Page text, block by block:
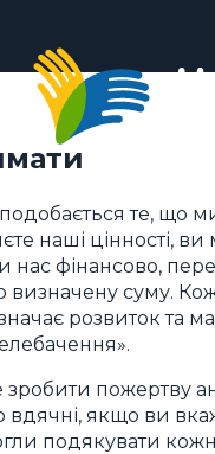
те, що
наші цінності,
нас фінансово,
визначену суму.
розвиток та
пожертву
якщо ви
подякувати